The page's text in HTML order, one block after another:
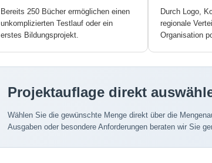
Bereits 250 Bücher ermöglichen einen
unkomplizierten Testlauf oder ein
erstes Bildungsprojekt.
Durch Logo,
regionale
Organisation
Projektauflage direkt
Wählen Sie die gewünschte Menge direkt über die
Ausgaben oder besondere Anforderungen beraten wir Sie